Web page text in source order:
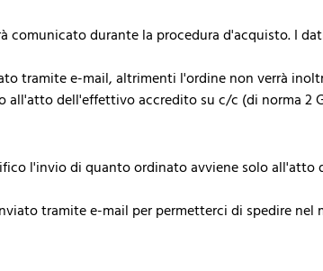
durante la procedura d'acquisto. I
tramite e-mail, altrimenti l'ordine non verrà
dell'effettivo accredito su c/c (di norma 2
l'invio di quanto ordinato avviene solo
tramite e-mail per permetterci di spedire nel